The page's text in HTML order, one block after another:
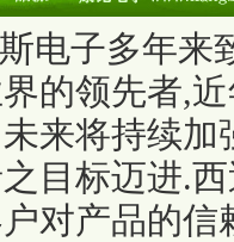
电子多年来
的领先者,
来将持续
目标迈进.
对产品的